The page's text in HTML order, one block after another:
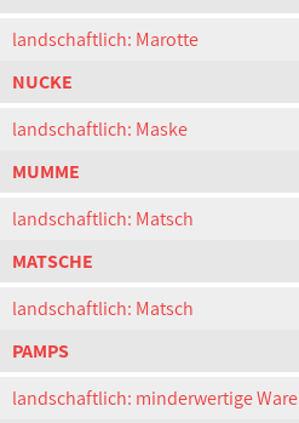
landschaftlich: Marotte
NUCKE
landschaftlich: Maske
MUMME
landschaftlich: Matsch
MATSCHE
landschaftlich: Matsch
PAMPS
landschaftlich: minderwertige Ware